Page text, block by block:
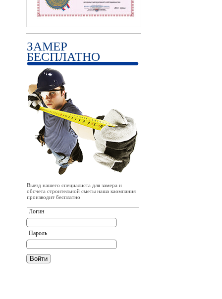
ЗАМЕР
БЕСПЛАТНО
Выезд нашего специалиста для замера и
обсчета строительной сметы наша каомпания
производит бесплатно
Логин
Пароль